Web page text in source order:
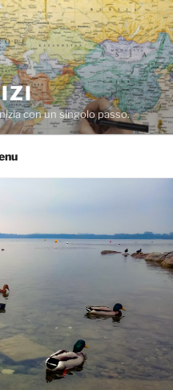
con un singolo passo.